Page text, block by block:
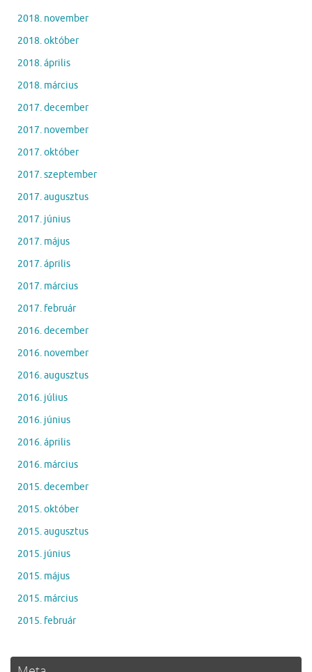
2018. november
2018. október
2018. április
2018. március
2017. december
2017. november
2017. október
2017. szeptember
2017. augusztus
2017. június
2017. május
2017. április
2017. március
2017. február
2016. december
2016. november
2016. augusztus
2016. július
2016. június
2016. április
2016. március
2015. december
2015. október
2015. augusztus
2015. június
2015. május
2015. március
2015. február